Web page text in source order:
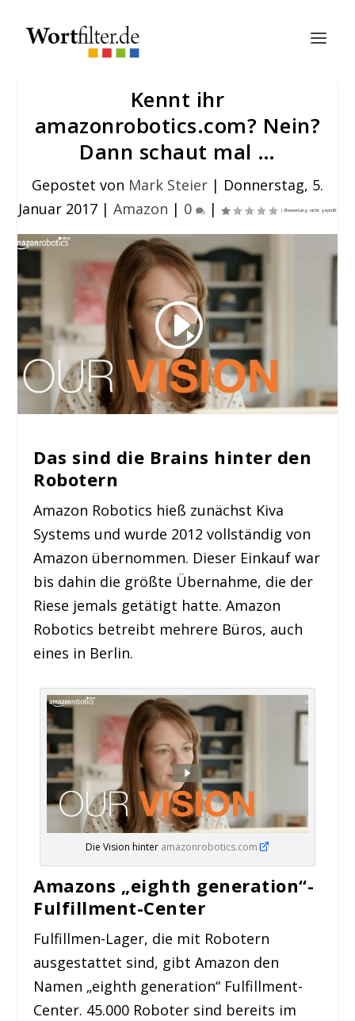
Kennt ihr
amazonrobotics.com? Nein?
Dann schaut mal …
Gepostet von Mark Steier | Donnerstag, 5.
Januar 2017 | Amazon | 0 |
Das sind die Brains hinter den
Robotern
Amazon Robotics hieß zunächst Kiva
Systems und wurde 2012 vollständig von
Amazon übernommen. Dieser Einkauf war
bis dahin die größte Übernahme, die der
Riese jemals getätigt hatte. Amazon
Robotics betreibt mehrere Büros, auch
eines in Berlin.
Die Vision hinter amazonrobotics.com
Amazons „eighth generation“-
Fulfillment-Center
Fulfillmen-Lager, die mit Robotern
ausgestattet sind, gibt Amazon den
Namen „eighth generation“ Fulfillment-
Center. 45.000 Roboter sind bereits im